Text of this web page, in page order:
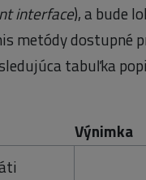
interface), a bude
metódy dostupné
tabuľka
Výnimka